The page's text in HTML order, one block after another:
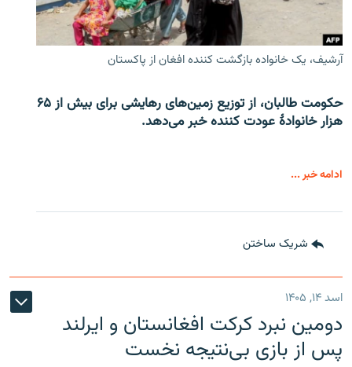
آرشیف، یک خانواده بازگشت کننده افغان از پاکستان
حکومت طالبان، از توزیع زمین‌های رهایشی برای بیش از ۶۵
هزار خانوادۀ عودت کننده خبر می‌دهد.
ادامه خبر ...
شریک ساختن
اسد ۱۴, ۱۴۰۵
دومین نبرد کرکت افغانستان و ایرلند
پس از بازی بی‌نتیجه نخست